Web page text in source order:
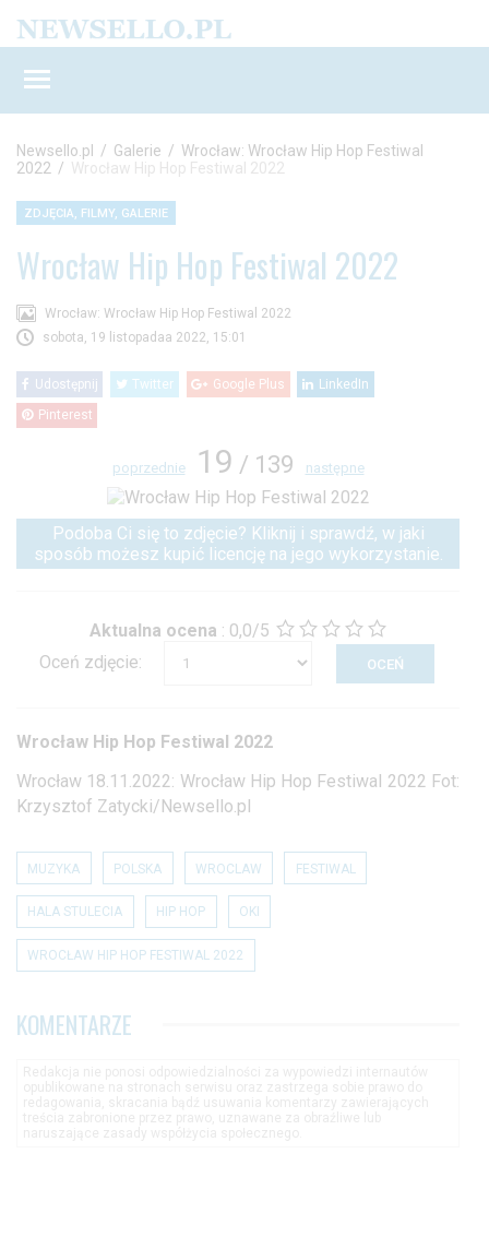
Newsello.pl / Galerie / Wrocław: Wrocław Hip Hop Festiwal
2022 / Wrocław Hip Hop Festiwal 2022
ZDJĘCIA, FILMY, GALERIE
Wrocław Hip Hop Festiwal 2022
Wrocław: Wrocław Hip Hop Festiwal 2022
sobota, 19 listopadaa 2022, 15:01
Udostępnij Twitter Google Plus LinkedIn
Pinterest
poprzednie 19 / 139 następne
Podoba Ci się to zdjęcie? Kliknij i sprawdź, w jaki
sposób możesz kupić licencję na jego wykorzystanie.
Aktualna ocena : 0,0/5
Oceń zdjęcie:
Wrocław Hip Hop Festiwal 2022
Wrocław 18.11.2022: Wrocław Hip Hop Festiwal 2022 Fot:
Krzysztof Zatycki/Newsello.pl
MUZYKA POLSKA WROCLAW FESTIWAL
HALA STULECIA HIP HOP OKI
WROCŁAW HIP HOP FESTIWAL 2022
KOMENTARZE